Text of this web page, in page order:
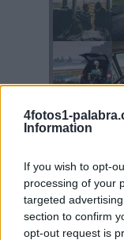
4fotos1-
Information
If you wish to opt-
processing of your
targeted
section to confirm
opt-out request is